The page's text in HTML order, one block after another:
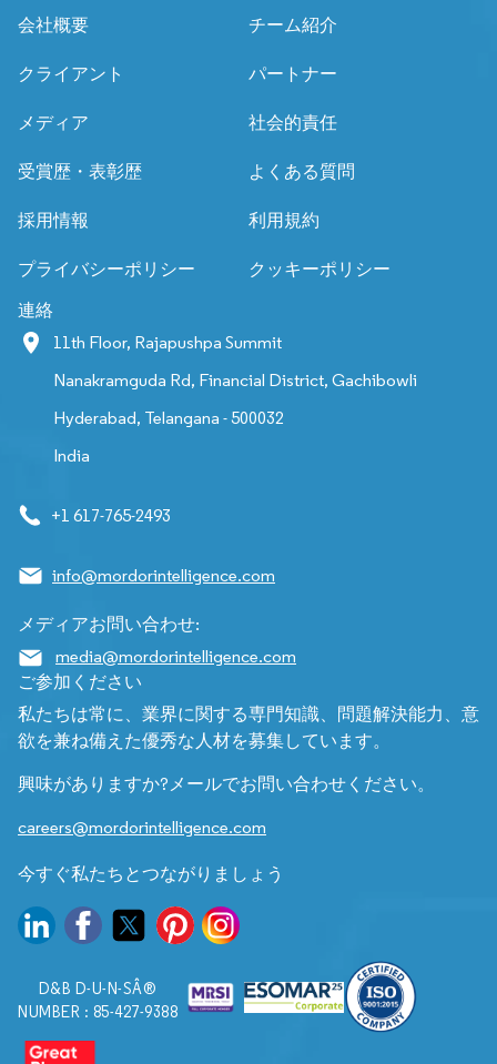
会社概要
チーム紹介
クライアント パートナー
メディア 社会的責任
受賞歴・表彰歴 よくある質問
採用情報 利用規約
プライバシーポリシー クッキーポリシー
連絡
11th Floor, Rajapushpa Summit
Nanakramguda Rd, Financial District, Gachibowli
Hyderabad, Telangana - 500032
India
+1 617-765-2493
info@mordorintelligence.com
メディアお問い合わせ:
media@mordorintelligence.com
ご参加ください
私たちは常に、業界に関する専門知識、問題解決能力、意
欲を兼ね備えた優秀な人材を募集しています。
興味がありますか?メールでお問い合わせください。
careers@mordorintelligence.com
今すぐ私たちとつながりましょう
D&B D-U-N-SÂ®
NUMBER : 85-427-9388